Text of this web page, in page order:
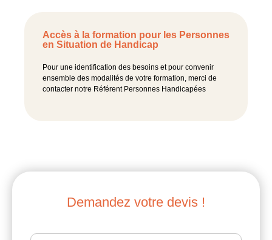
Accès à la formation pour les Personnes
en Situation de Handicap
Pour une identification des besoins et pour convenir
ensemble des modalités de votre formation, merci de
contacter notre Référent Personnes Handicapées
Demandez votre devis !